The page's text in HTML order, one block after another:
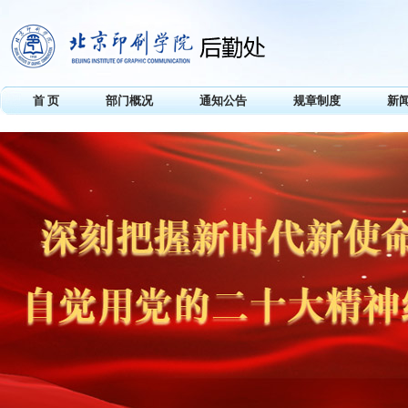
首 页 部门概况 通知公告 规章制度 新